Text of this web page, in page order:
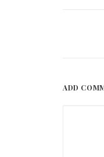
ADD